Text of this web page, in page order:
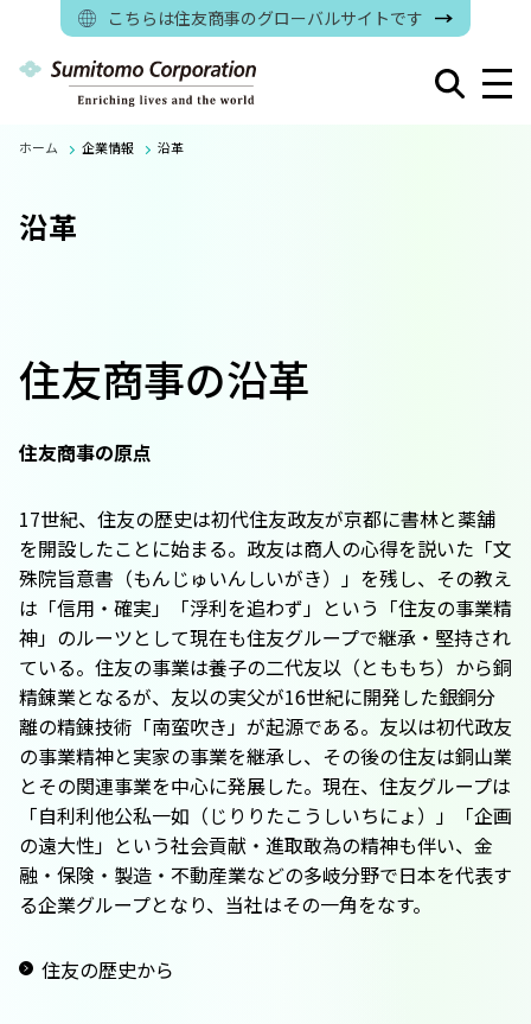
こちらは住友商事のグローバルサイトです
ホーム 企業情報 沿革
沿革
住友商事の沿革
住友商事の原点
17世紀、住友の歴史は初代住友政友が京都に書林と薬舗
を開設したことに始まる。政友は商人の心得を説いた「文
殊院旨意書（もんじゅいんしいがき）」を残し、その教え
は「信用・確実」「浮利を追わず」という「住友の事業精
神」のルーツとして現在も住友グループで継承・堅持され
ている。住友の事業は養子の二代友以（とももち）から銅
精錬業となるが、友以の実父が16世紀に開発した銀銅分
離の精錬技術「南蛮吹き」が起源である。友以は初代政友
の事業精神と実家の事業を継承し、その後の住友は銅山業
とその関連事業を中心に発展した。現在、住友グループは
「自利利他公私一如（じりりたこうしいちにょ）」「企画
の遠大性」という社会貢献・進取敢為の精神も伴い、金
融・保険・製造・不動産業などの多岐分野で日本を代表す
る企業グループとなり、当社はその一角をなす。
住友の歴史から